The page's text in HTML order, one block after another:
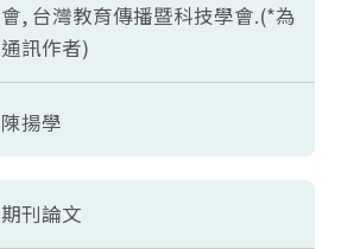
會, 台灣教育傳播暨科技學會.(*為
通訊作者)
陳揚學
期刊論文